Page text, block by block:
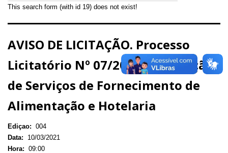
This search form (with id 19) does not exist!
AVISO DE LICITAÇÃO. Processo
Licitatório Nº 07/2021 – Prestação
de Serviços de Fornecimento de
Alimentação e Hotelaria
Ediçao: 004
Data:
10/03/2021
Hora: 09:00